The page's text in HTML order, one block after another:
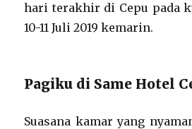
hari terakhir di Cepu pada
10-11 Juli 2019 kemarin.
Pagiku di Same Hotel
Suasana kamar yang